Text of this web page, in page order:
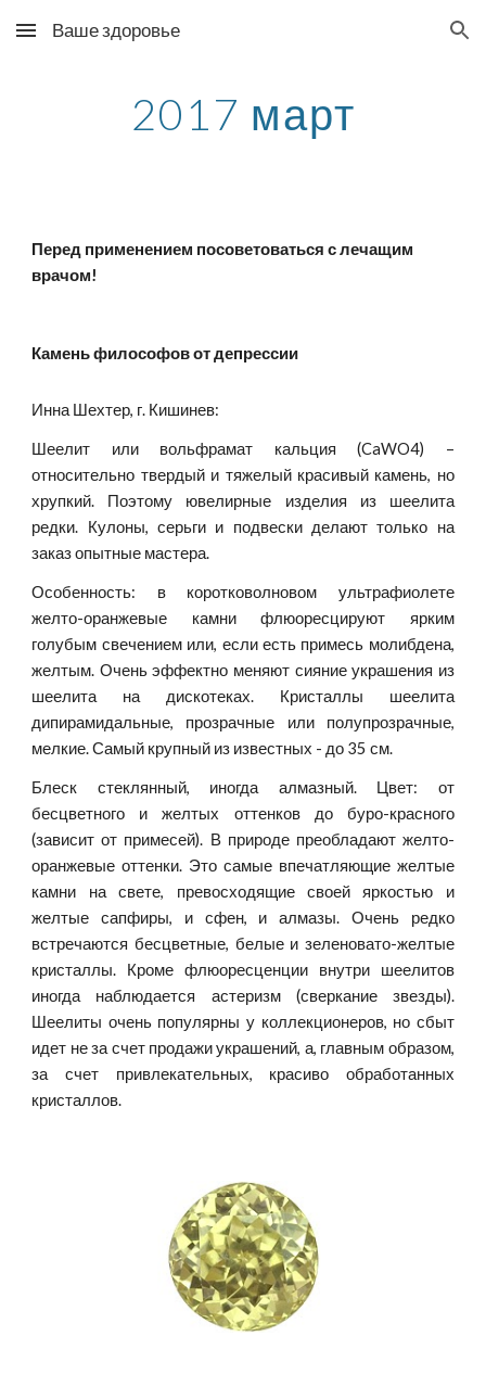
Skip to main content Skip to navigation
Ваше здоровье
2017 март
Перед применением посоветоваться с лечащим
врачом!
Камень философов от депрессии
Инна Шехтер, г. Кишинев:
Шеелит или вольфрамат кальция (CaWO4) –
относительно твердый и тяжелый красивый камень, но
хрупкий. Поэтому ювелирные изделия из шеелита
редки. Кулоны, серьги и подвески делают только на
заказ опытные мастера.
Особенность: в коротковолновом ультрафиолете
желто-оранжевые камни флюоресцируют ярким
голубым свечением или, если есть примесь молибдена,
желтым. Очень эффектно меняют сияние украшения из
шеелита на дискотеках. Кристаллы шеелита
дипирамидальные, прозрачные или полупрозрачные,
мелкие. Самый крупный из известных - до 35 см.
Блеск стеклянный, иногда алмазный. Цвет: от
бесцветного и желтых оттенков до буро-красного
(зависит от примесей). В природе преобладают желто-
оранжевые оттенки. Это самые впечатляющие желтые
камни на свете, превосходящие своей яркостью и
желтые сапфиры, и сфен, и алмазы. Очень редко
встречаются бесцветные, белые и зеленовато-желтые
кристаллы. Кроме флюоресценции внутри шеелитов
иногда наблюдается астеризм (сверкание звезды).
Шеелиты очень популярны у коллекционеров, но сбыт
идет не за счет продажи украшений, а, главным образом,
за счет привлекательных, красиво обработанных
кристаллов.